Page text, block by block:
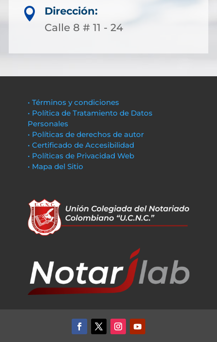

Dirección:
Calle 8 # 11 - 24
• Términos y condiciones
• Política de Tratamiento de Datos
Personales
• Políticas de derechos de autor
• Certificado de Accesibilidad
• Políticas de Privacidad Web
• Mapa del Sitio